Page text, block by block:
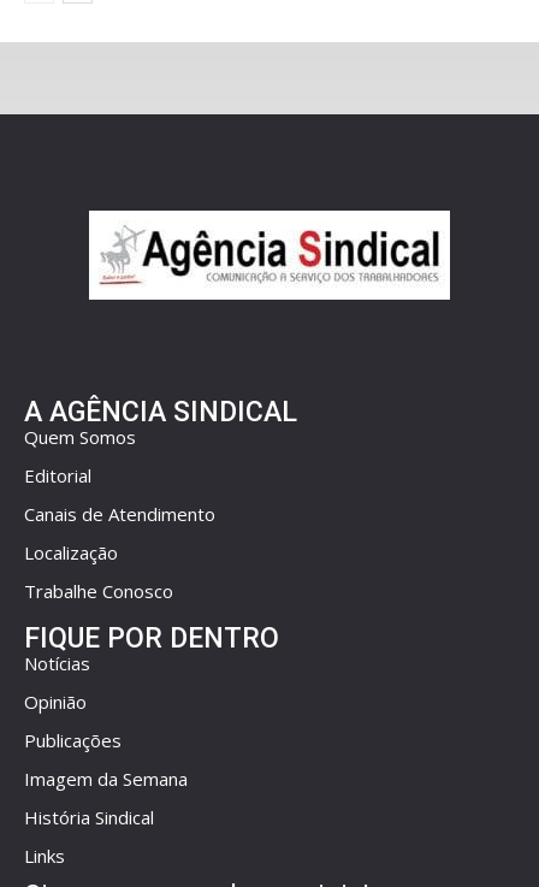
A AGÊNCIA SINDICAL
Quem Somos
Editorial
Canais de Atendimento
Localização
Trabalhe Conosco
FIQUE POR DENTRO
Notícias
Opinião
Publicações
Imagem da Semana
História Sindical
Links